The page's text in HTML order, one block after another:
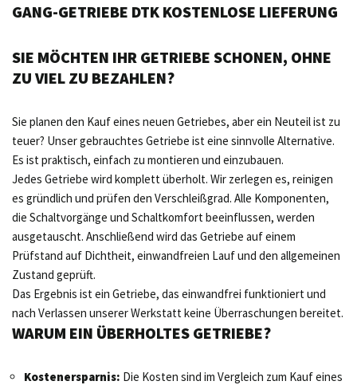
GANG-GETRIEBE DTK KOSTENLOSE LIEFERUNG
SIE MÖCHTEN IHR GETRIEBE SCHONEN, OHNE
ZU VIEL ZU BEZAHLEN?
Sie planen den Kauf eines neuen Getriebes, aber ein Neuteil ist zu
teuer? Unser gebrauchtes Getriebe ist eine sinnvolle Alternative.
Es ist praktisch, einfach zu montieren und einzubauen.
Jedes Getriebe wird komplett überholt. Wir zerlegen es, reinigen
es gründlich und prüfen den Verschleißgrad. Alle Komponenten,
die Schaltvorgänge und Schaltkomfort beeinflussen, werden
ausgetauscht. Anschließend wird das Getriebe auf einem
Prüfstand auf Dichtheit, einwandfreien Lauf und den allgemeinen
Zustand geprüft.
Das Ergebnis ist ein Getriebe, das einwandfrei funktioniert und
nach Verlassen unserer Werkstatt keine Überraschungen bereitet.
WARUM EIN ÜBERHOLTES GETRIEBE?
Kostenersparnis: Die Kosten sind im Vergleich zum Kauf eines